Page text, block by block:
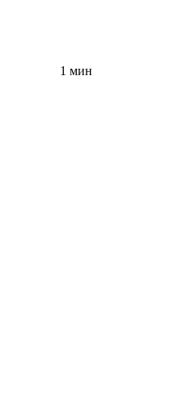
1 мин